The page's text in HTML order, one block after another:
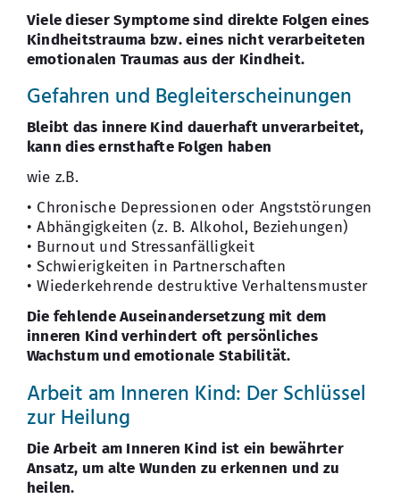
Viele dieser Symptome sind direkte Folgen eines
Kindheitstrauma bzw. eines nicht verarbeiteten
emotionalen Traumas aus der Kindheit.
Gefahren und Begleiterscheinungen
Bleibt das innere Kind dauerhaft unverarbeitet,
kann dies ernsthafte Folgen haben
wie z.B.
• Chronische Depressionen oder Angststörungen
• Abhängigkeiten (z. B. Alkohol, Beziehungen)
• Burnout und Stressanfälligkeit
• Schwierigkeiten in Partnerschaften
• Wiederkehrende destruktive Verhaltensmuster
Die fehlende Auseinandersetzung mit dem
inneren Kind verhindert oft persönliches
Wachstum und emotionale Stabilität.
Arbeit am Inneren Kind: Der Schlüssel
zur Heilung
Die Arbeit am Inneren Kind ist ein bewährter
Ansatz, um alte Wunden zu erkennen und zu
heilen.